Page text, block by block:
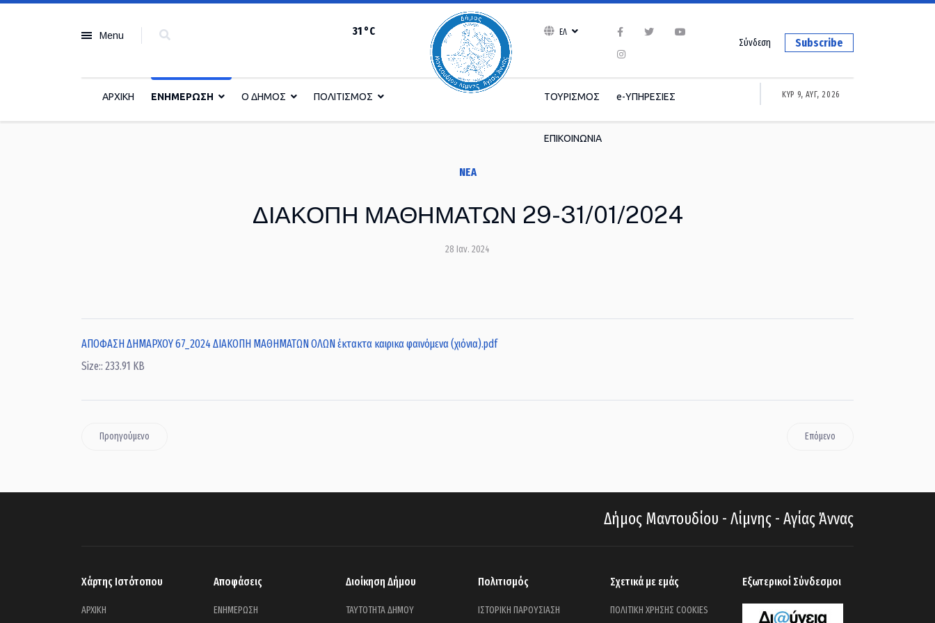
Menu 31 °C ΕΛ
Subscribe
Σύνδεση
ΑΡΧΙΚΗ ΕΝΗΜΕΡΩΣΗ Ο ΔΗΜΟΣ ΠΟΛΙΤΙΣΜΟΣ ΤΟΥΡΙΣΜΟΣ e-ΥΠΗΡΕΣΙΕΣ
ΕΠΙΚΟΙΝΩΝΙΑ
ΚΥΡ 9, ΑΥΓ, 2026
ΝΈΑ
ΔΙΑΚΟΠΗ ΜΑΘΗΜΑΤΩΝ 29-31/01/2024
28 Ιαν. 2024
ΑΠΟΦΑΣΗ ΔΗΜΑΡΧΟΥ 67_2024 ΔΙΑΚΟΠΗ ΜΑΘΗΜΑΤΩΝ ΟΛΩΝ έκτακτα καιρικα φαινόμενα (χιόνια).pdf
Size:: 233.91 KB
Προηγούμενο Επόμενο
Δήμος Μαντουδίου - Λίμνης - Αγίας Άννας
Χάρτης Ιστότοπου
ΑΡΧΙΚΗ
Αποφάσεις
ΕΝΗΜΕΡΩΣΗ
Διοίκηση Δήμου
ΤΑΥΤΟΤΗΤΑ ΔΗΜΟΥ
Πολιτισμός
ΙΣΤΟΡΙΚΗ ΠΑΡΟΥΣΙΑΣΗ
Σχετικά με εμάς
ΠΟΛΙΤΙΚΗ ΧΡΗΣΗΣ COOKIES
Εξωτερικοί Σύνδεσμοι